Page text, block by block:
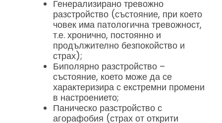
Генерализирано тревожно
разстройство (състояние, при което
човек има патологична тревожност,
т.е. хронично, постоянно и
продължително безпокойство и
страх);
Биполярно разстройство –
състояние, което може да се
характеризира с екстремни промени
в настроението;
Паническо разстройство с
агорафобия (страх от открити